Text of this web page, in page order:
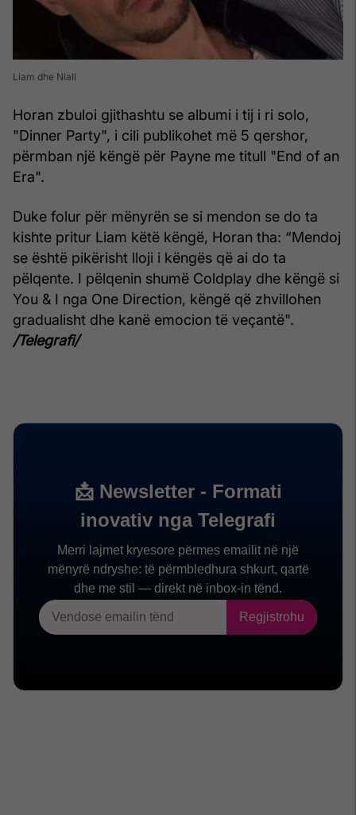
Liam dhe Niall
Horan zbuloi gjithashtu se albumi i tij i ri solo,
"Dinner Party", i cili publikohet më 5 qershor,
përmban një këngë për Payne me titull "End of an
Era".
Duke folur për mënyrën se si mendon se do ta
kishte pritur Liam këtë këngë, Horan tha: “Mendoj
se është pikërisht lloji i këngës që ai do ta
pëlqente. I pëlqenin shumë Coldplay dhe këngë si
You & I nga One Direction, këngë që zhvillohen
gradualisht dhe kanë emocion të veçantë".
/Telegrafi/